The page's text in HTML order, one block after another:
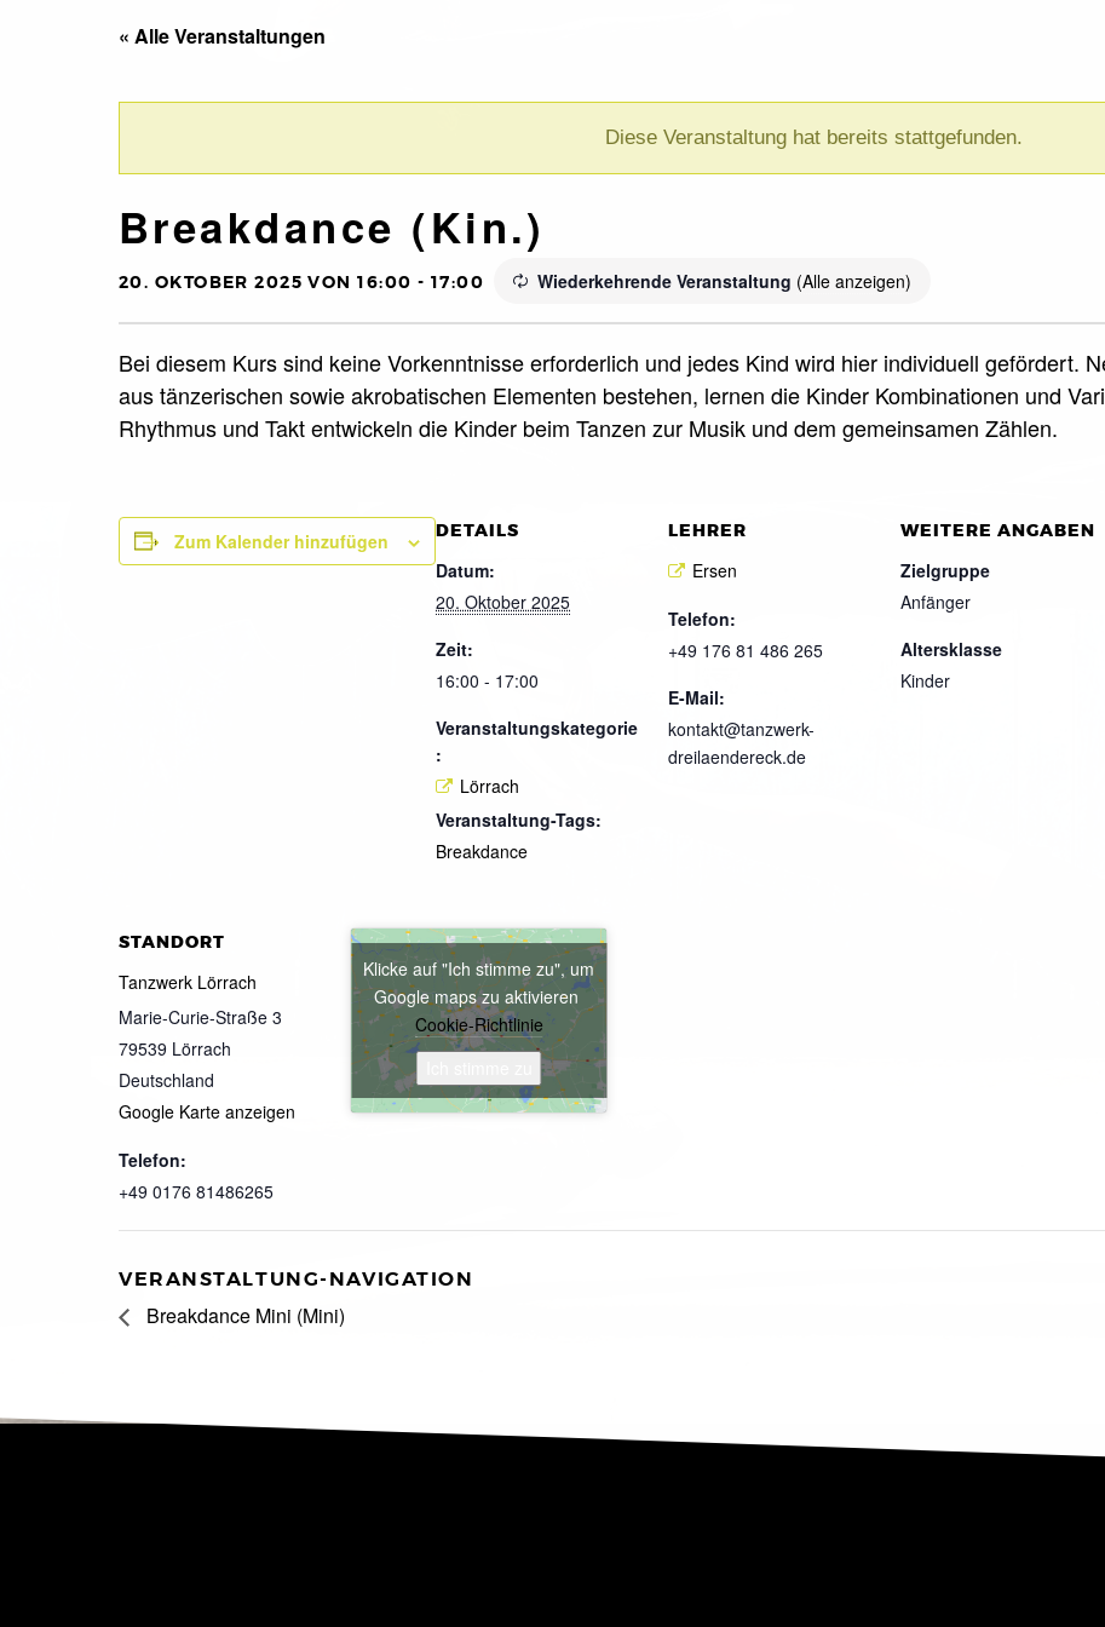
« Alle Veranstaltungen
Diese Veranstaltung hat bereits stattgefunden.
Breakdance (Kin.)
20. OKTOBER 2025 VON 16:00 - 17:00 Wiederkehrende Veranstaltung (Alle anzeigen)
Bei diesem Kurs sind keine Vorkenntnisse erforderlich und jedes Kind wird hier individuell gefördert.
aus tänzerischen sowie akrobatischen Elementen bestehen, lernen die Kinder Kombinationen und
Rhythmus und Takt entwickeln die Kinder beim Tanzen zur Musik und dem gemeinsamen Zählen.
Zum Kalender hinzufügen DETAILS
Datum:
20. Oktober 2025
Zeit:
16:00 - 17:00
Veranstaltungskategorie
:
Lörrach
Veranstaltung-Tags:
Breakdance
LEHRER
Ersen
Telefon:
+49 176 81 486 265
E-Mail:
kontakt@tanzwerk-
dreilaendereck.de
WEITERE ANGABEN
Zielgruppe
Anfänger
Altersklasse
Kinder
STANDORT
Tanzwerk Lörrach
Marie-Curie-Straße 3
79539 Lörrach
Deutschland
Google Karte anzeigen
Telefon:
+49 0176 81486265
Klicke auf "Ich stimme zu", um
Google maps zu aktivieren
Cookie-Richtlinie
VERANSTALTUNG-NAVIGATION
Breakdance Mini (Mini)